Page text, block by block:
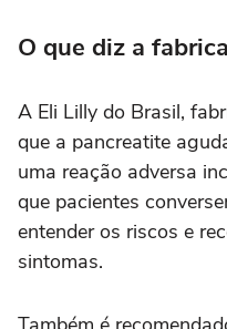
O que diz a
A Eli Lilly do Brasil,
que a pancreatite
uma reação adversa
que pacientes
entender os riscos e
sintomas.